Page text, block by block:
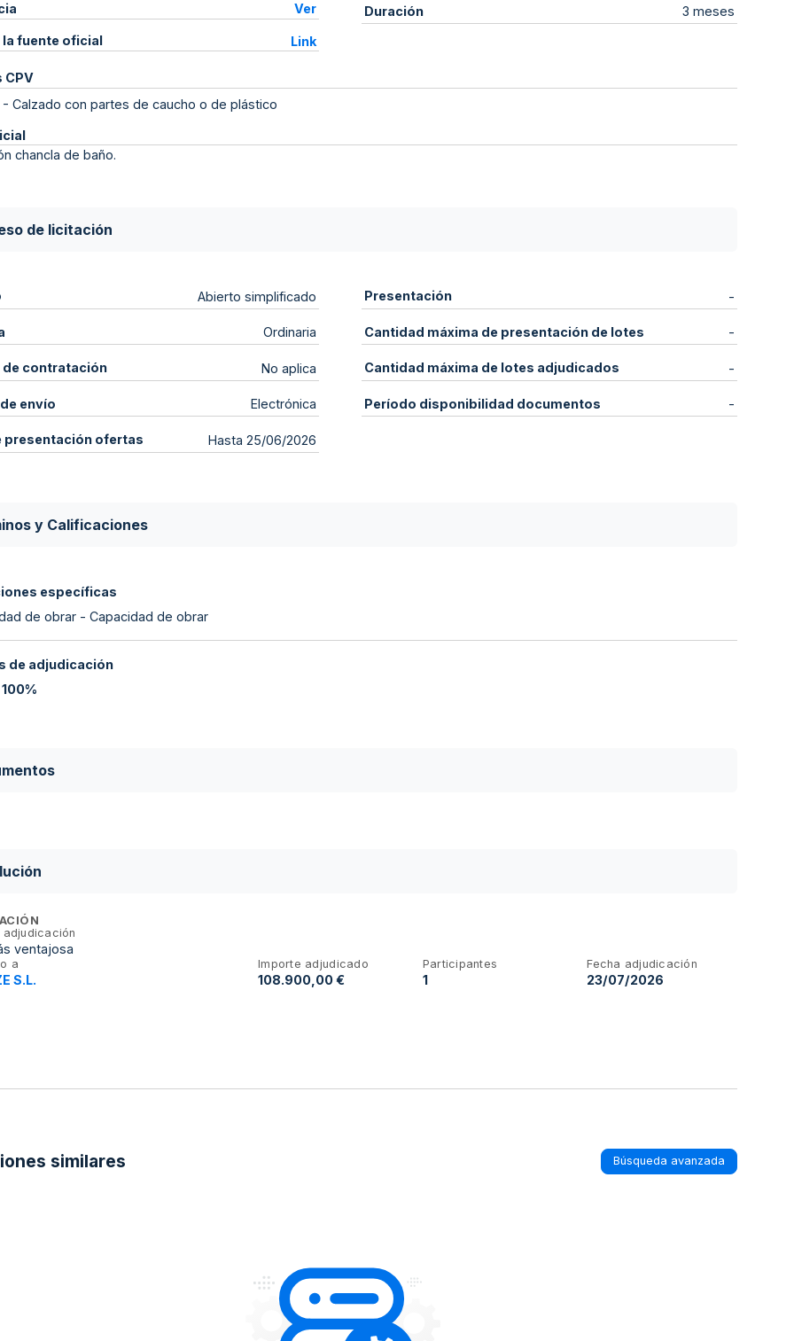
Ver
la fuente oficial Link
Duración 3 meses
CPV
- Calzado con partes de caucho o de plástico
chancla de baño.
de licitación
Abierto simplificado
Ordinaria
de contratación No aplica
envío Electrónica
presentación ofertas Hasta 25/06/2026
Presentación -
Cantidad máxima de presentación de lotes -
Cantidad máxima de lotes adjudicados -
Período disponibilidad documentos -
y Calificaciones
específicas
de obrar - Capacidad de obrar
de adjudicación
100%
ventajosa
a
S.L.
Importe adjudicado
108.900,00 €
Participantes
1
Fecha adjudicación
23/07/2026
similares Búsqueda avanzada